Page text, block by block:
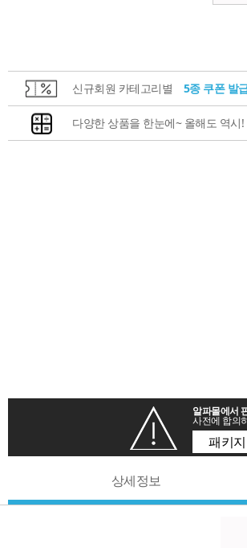
신규회원 카테고리별 5종 쿠폰 발
다양한 상품을 한눈에~ 올해도 역시!
알파몰에서
사전에 합의
패키
상세정보